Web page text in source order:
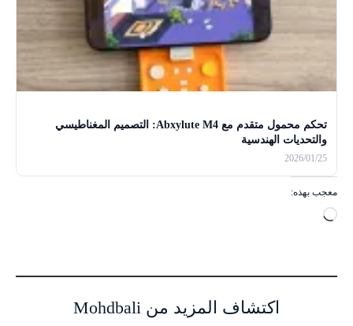
تحكم محمول متقدم مع Abxylute M4: التصميم المغناطيسي
والتحديات الهندسية
2026/01/25
معجب بهذه:
ج
اكتشاف المزيد من Mohdbali